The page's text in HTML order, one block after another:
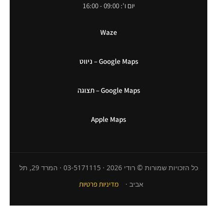
יום ו': 09:00 - 16:00
Waze
Google Maps – ניווט
Google Maps – תצוגה
Apple Maps
כל הזכויות שמורות © רודי 2026 · 03-5171115 · המרד 29, תל
אביב ·
מדיניות פרטיות